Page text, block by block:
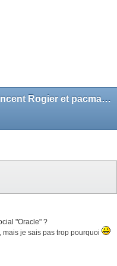
Conversation entre Vincent Rogier et pacmann
"Oracle" ?
je sais pas trop pourquoi